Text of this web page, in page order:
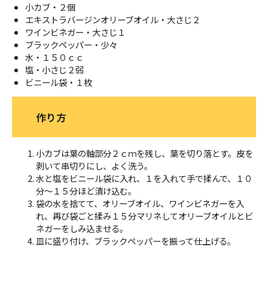
小カブ・２個
エキストラバージンオリーブオイル・大さじ２
ワインビネガー・大さじ１
ブラックペッパー・少々
水・１５０ｃｃ
塩・小さじ２弱
ビニール袋・１枚
作り方
小カブは葉の軸部分２ｃｍを残し、葉を切り落とす。皮を
剥いて串切りにし、よく洗う。
水と塩をビニール袋に入れ、１を入れて手で揉んで、１０
分～１５分ほど漬け込む。
袋の水を捨てて、オリーブオイル、ワインビネガーを入
れ、再び袋ごと揉み１５分マリネしてオリーブオイルとビ
ネガーをしみ込ませる。
皿に盛り付け、ブラックペッパーを振って仕上げる。